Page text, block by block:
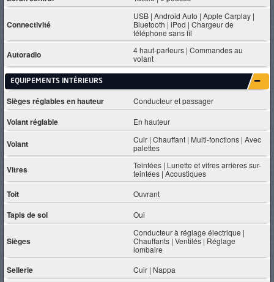
Connectivité
USB | Android Auto | Apple Carplay |
Bluetooth | iPod | Chargeur de
téléphone sans fil
Autoradio
4 haut-parleurs | Commandes au
volant
EQUIPEMENTS INTÈRIEURS
Sièges réglables en hauteur Conducteur et passager
Volant réglable En hauteur
Volant
Cuir | Chauffant | Multi-fonctions | Avec
palettes
Vitres
Teintées | Lunette et vitres arrières sur-
teintées | Acoustiques
Toit Ouvrant
Tapis de sol Oui
Sièges
Conducteur à réglage électrique |
Chauffants | Ventilés | Réglage
lombaire
Sellerie Cuir | Nappa